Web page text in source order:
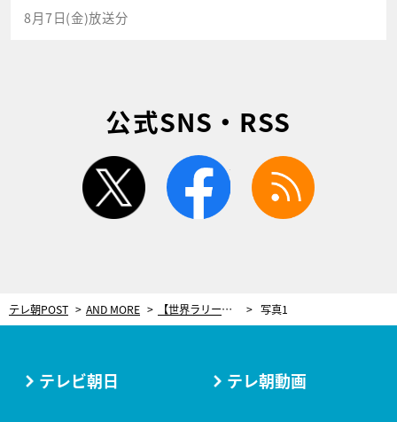
8月7日(金)放送分
公式SNS・RSS
twitter facebook
テレ朝POST AND MORE 【世界ラリー（WRC）】SS7でトラブル続出、トヨタも… 第6戦ラリー・ポルトガル デイ2結果 写真1
テレビ朝日 テレ朝動画